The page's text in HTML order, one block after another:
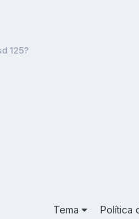
125?
Tema Política